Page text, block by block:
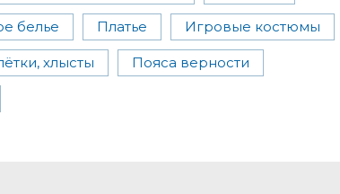
белье Платье Игровые костюмы
хлысты Пояса верности